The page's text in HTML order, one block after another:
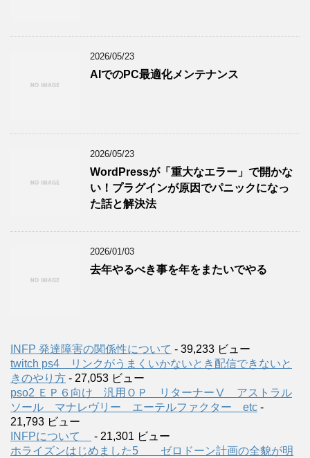
2026/05/23
AIでのPC最適化メンテナンス
2026/05/23
WordPressが「重大なエラー」で開かな
い！プラグインが原因でパニックになっ
た話と解決法
2026/01/03
去年やるべき事を年をまたいでやる
INFP 発達障害の関係性について - 39,233 ビュー
twitch ps4 リンクがうまくいかないとき配信できないと
きのやり方 - 27,053 ビュー
pso2 ＥＰ６向け 汎用ＯＰ リターナーⅤ アストラル
ソール マナレヴリー エーテルファクター etc -
21,793 ビュー
INFPについて
- 21,301 ビュー
ホライズンはじめました5 ゼロドーン計画の全貌が明